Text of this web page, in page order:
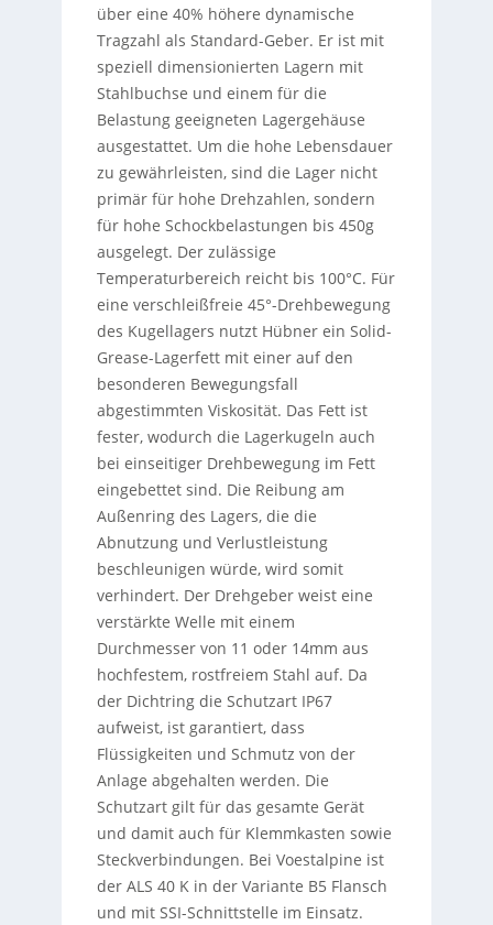
über eine 40% höhere dynamische
Tragzahl als Standard-Geber. Er ist mit
speziell dimensionierten Lagern mit
Stahlbuchse und einem für die
Belastung geeigneten Lagergehäuse
ausgestattet. Um die hohe Lebensdauer
zu gewährleisten, sind die Lager nicht
primär für hohe Drehzahlen, sondern
für hohe Schockbelastungen bis 450g
ausgelegt. Der zulässige
Temperaturbereich reicht bis 100°C. Für
eine verschleißfreie 45°-Drehbewegung
des Kugellagers nutzt Hübner ein Solid-
Grease-Lagerfett mit einer auf den
besonderen Bewegungsfall
abgestimmten Viskosität. Das Fett ist
fester, wodurch die Lagerkugeln auch
bei einseitiger Drehbewegung im Fett
eingebettet sind. Die Reibung am
Außenring des Lagers, die die
Abnutzung und Verlustleistung
beschleunigen würde, wird somit
verhindert. Der Drehgeber weist eine
verstärkte Welle mit einem
Durchmesser von 11 oder 14mm aus
hochfestem, rostfreiem Stahl auf. Da
der Dichtring die Schutzart IP67
aufweist, ist garantiert, dass
Flüssigkeiten und Schmutz von der
Anlage abgehalten werden. Die
Schutzart gilt für das gesamte Gerät
und damit auch für Klemmkasten sowie
Steckverbindungen. Bei Voestalpine ist
der ALS 40 K in der Variante B5 Flansch
und mit SSI-Schnittstelle im Einsatz.